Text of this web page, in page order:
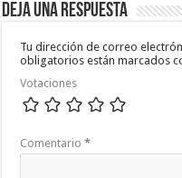
Deja una respuesta
Tu dirección de correo
obligatorios están marcados
Votaciones
Comentario*